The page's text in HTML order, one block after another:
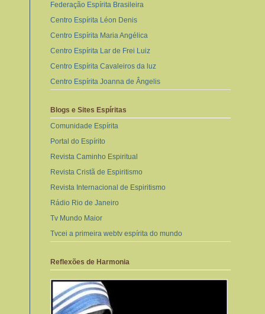
Federação Espírita Brasileira
Centro Espírita Léon Denis
Centro Espírita Maria Angélica
Centro Espírita Lar de Frei Luiz
Centro Espírita Cavaleiros da luz
Centro Espírita Joanna de Ângelis
Blogs e Sites Espíritas
Comunidade Espírita
Portal do Espírito
Revista Caminho Espiritual
Revista Cristã de Espiritismo
Revista Internacional de Espiritismo
Rádio Rio de Janeiro
Tv Mundo Maior
Tvcei a primeira webtv espírita do mundo
Reflexões de Harmonia